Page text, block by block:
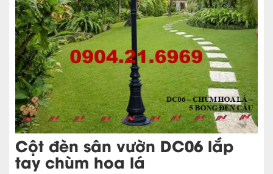
Cột đèn sân vườn DC06 lắp
tay chùm hoa lá